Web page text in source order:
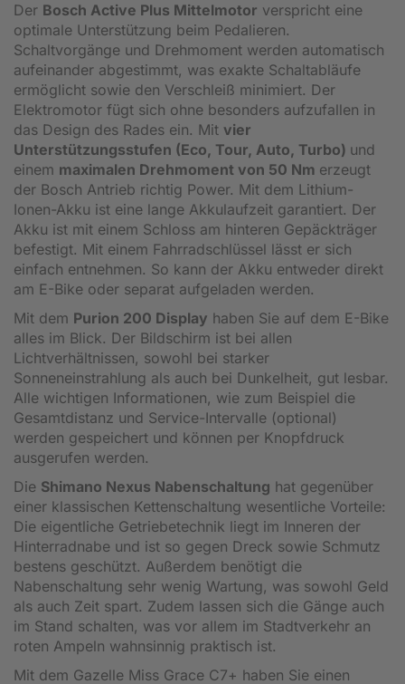
Der Bosch Active Plus Mittelmotor verspricht eine
optimale Unterstützung beim Pedalieren.
Schaltvorgänge und Drehmoment werden automatisch
aufeinander abgestimmt, was exakte Schaltabläufe
ermöglicht sowie den Verschleiß minimiert. Der
Elektromotor fügt sich ohne besonders aufzufallen in
das Design des Rades ein. Mit vier
Unterstützungsstufen (Eco, Tour, Auto, Turbo) und
einem maximalen Drehmoment von 50 Nm erzeugt
der Bosch Antrieb richtig Power. Mit dem Lithium-
Ionen-Akku ist eine lange Akkulaufzeit garantiert. Der
Akku ist mit einem Schloss am hinteren Gepäckträger
befestigt. Mit einem Fahrradschlüssel lässt er sich
einfach entnehmen. So kann der Akku entweder direkt
am E-Bike oder separat aufgeladen werden.
Mit dem Purion 200 Display haben Sie auf dem E-Bike
alles im Blick. Der Bildschirm ist bei allen
Lichtverhältnissen, sowohl bei starker
Sonneneinstrahlung als auch bei Dunkelheit, gut lesbar.
Alle wichtigen Informationen, wie zum Beispiel die
Gesamtdistanz und Service-Intervalle (optional)
werden gespeichert und können per Knopfdruck
ausgerufen werden.
Die Shimano Nexus Nabenschaltung hat gegenüber
einer klassischen Kettenschaltung wesentliche Vorteile:
Die eigentliche Getriebetechnik liegt im Inneren der
Hinterradnabe und ist so gegen Dreck sowie Schmutz
bestens geschützt. Außerdem benötigt die
Nabenschaltung sehr wenig Wartung, was sowohl Geld
als auch Zeit spart. Zudem lassen sich die Gänge auch
im Stand schalten, was vor allem im Stadtverkehr an
roten Ampeln wahnsinnig praktisch ist.
Mit dem Gazelle Miss Grace C7+ haben Sie einen